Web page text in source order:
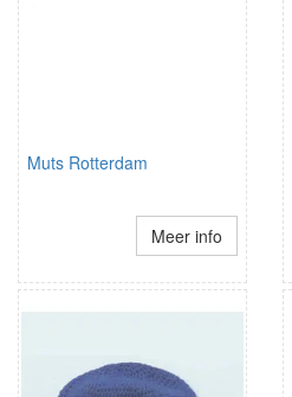
Muts Rotterdam
Meer info